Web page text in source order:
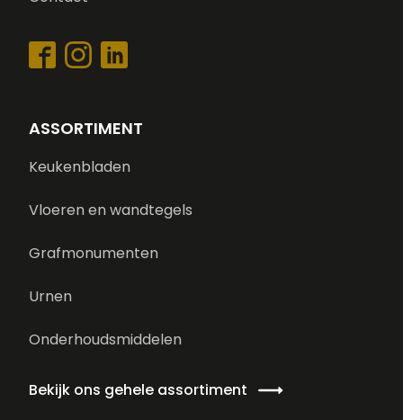
ASSORTIMENT
Keukenbladen
Vloeren en wandtegels
Grafmonumenten
Urnen
Onderhoudsmiddelen
Bekijk ons gehele assortiment